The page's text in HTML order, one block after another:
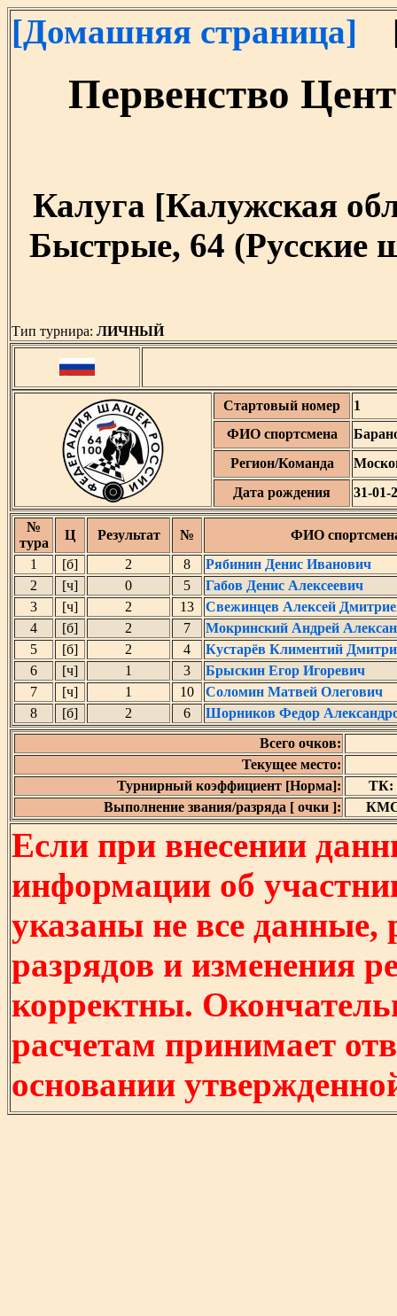
[Домашняя страница]
Первенство
Калуга [Калужская
Быстрые, 64 (Русские
Тип турнира: ЛИЧНЫЙ
Стартовый номер
1
ФИО спортсмена
Регион/Команда
Дата рождения
31-01-
№
тура
Ц Результат №
ФИО
1
[б] 2 8
Рябинин Денис Иванович
2
[ч] 0 5
Габов Денис Алексеевич
3
[ч] 2 13
Свежинцев Алексей
4
[б] 2 7
Мокринский Андрей
5
[б] 2 4
Кустарёв Климентий
6
[ч] 1 3
Брыскин Егор Игоревич
7
[ч] 1 10
Соломин Матвей Олегович
8
[б] 2 6
Шорников Федор
Всего очков:
Текущее место:
Турнирный коэффициент [Норма]:
ТК:
Выполнение звания/разряда [ очки ]:
КМС
Если при внесении
информации об
указаны не все
разрядов и изменения
корректны.
расчетам принимает
основании